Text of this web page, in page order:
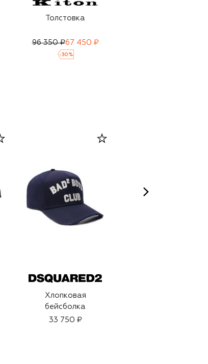
Толстовка
96 350 ₽67 450 ₽
-30 %
Хлопковая
бейсболка
33 750 ₽